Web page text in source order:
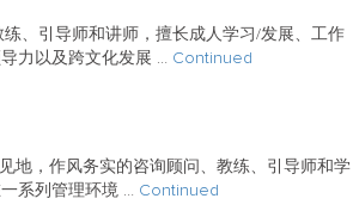
、引导师和讲师，擅长成人学习/发展、工作
力以及跨文化发展 … Continued
地，作风务实的咨询顾问、教练、引导师和学
系列管理环境 … Continued